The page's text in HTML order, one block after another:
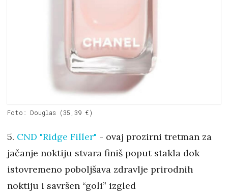
Foto: Douglas (35,39 €)
5. CND "Ridge Filler" - ovaj prozirni tretman za
jačanje noktiju stvara finiš poput stakla dok
istovremeno poboljšava zdravlje prirodnih
noktiju i savršen “goli” izgled